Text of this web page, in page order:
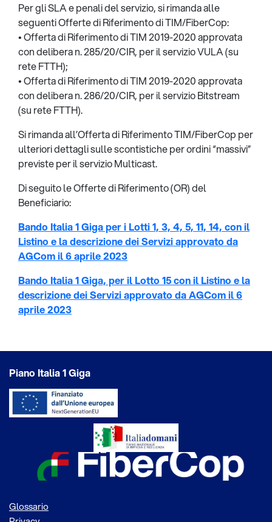
Per gli SLA e penali del servizio, si rimanda alle
seguenti Offerte di Riferimento di TIM/FiberCop:
• Offerta di Riferimento di TIM 2019-2020 approvata
con delibera n. 285/20/CIR, per il servizio VULA (su
rete FTTH);
• Offerta di Riferimento di TIM 2019-2020 approvata
con delibera n. 286/20/CIR, per il servizio Bitstream
(su rete FTTH).
Si rimanda all’Offerta di Riferimento TIM/FiberCop per
ulteriori dettagli sulle scontistiche per ordini “massivi”
previste per il servizio Multicast.
Di seguito le Offerte di Riferimento (OR) del
Beneficiario:
Bando Italia 1 Giga per i Lotti 1, 3, 4, 5, 11, 14, con il
Listino e la descrizione dei Servizi approvato da
AGCom il 6 aprile 2023
Bando Italia 1 Giga, per il Lotto 15 con il Listino e la
descrizione dei Servizi approvato da AGCom il 6
aprile 2023
Piano Italia 1 Giga
Glossario